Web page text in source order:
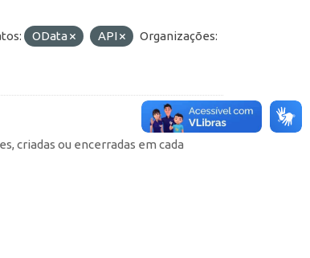
OData API
Organizações:
criadas ou encerradas em cada